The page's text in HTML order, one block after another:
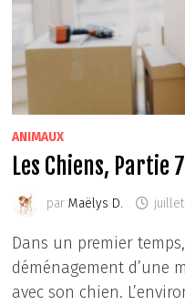
ANIMAUX
Les Chiens, Partie
parMaëlys D. juillet
Dans un premier
déménagement d’une
avec son chien.